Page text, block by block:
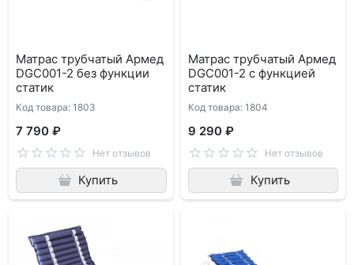
Матрас трубчатый Армед
DGC001-2 без функции
статик
Код товара: 1803
7 790 ₽
Нет отзывов
Купить
Матрас трубчатый Армед
DGC001-2 с функцией
статик
Код товара: 1804
9 290 ₽
Нет отзывов
Купить